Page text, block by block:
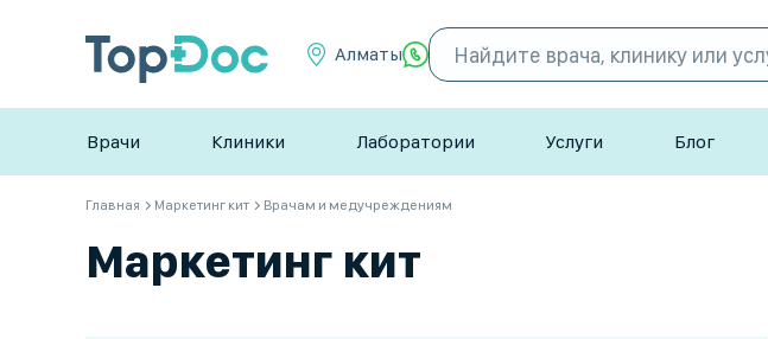
Алматы
Врачи Клиники Лаборатории Услуги Блог
Главная Маркетинг кит Врачам и медучреждениям
Маркетинг кит